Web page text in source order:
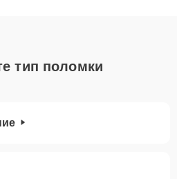
тип поломки